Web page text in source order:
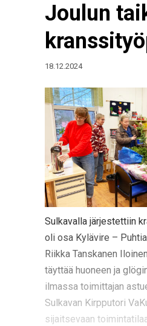
Joulun
18.12.2024
Sulkavalla järjestettiin
oli osa Kylävire –
Riikka Tanskanen
täyttää huoneen ja
ilmassa toimittajan
Sulkavan Kirpputori
sijaitsevaan